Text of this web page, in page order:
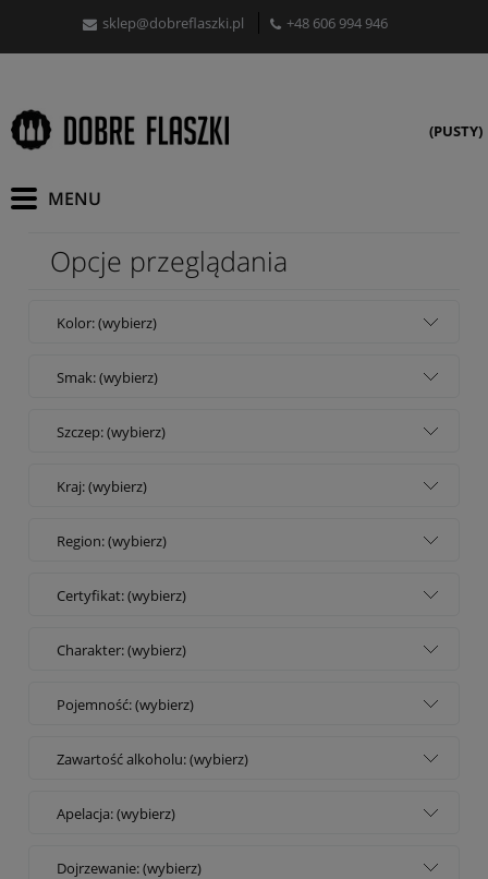
sklep@dobreflaszki.pl +48 606 994 946
(PUSTY)
Opcje przeglądania
Kolor: (wybierz)
Smak: (wybierz)
Szczep: (wybierz)
Kraj: (wybierz)
Region: (wybierz)
Certyfikat: (wybierz)
Charakter: (wybierz)
Pojemność: (wybierz)
Zawartość alkoholu: (wybierz)
Apelacja: (wybierz)
Dojrzewanie: (wybierz)